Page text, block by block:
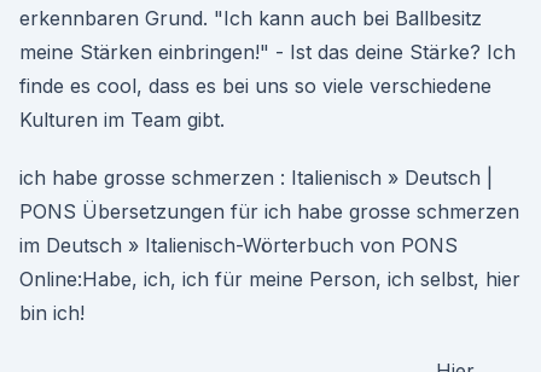
erkennbaren Grund. "Ich kann auch bei Ballbesitz
meine Stärken einbringen!" - Ist das deine Stärke? Ich
finde es cool, dass es bei uns so viele verschiedene
Kulturen im Team gibt.
ich habe grosse schmerzen : Italienisch » Deutsch |
PONS Übersetzungen für ich habe grosse schmerzen
im Deutsch » Italienisch-Wörterbuch von PONS
Online:Habe, ich, ich für meine Person, ich selbst, hier
bin ich!